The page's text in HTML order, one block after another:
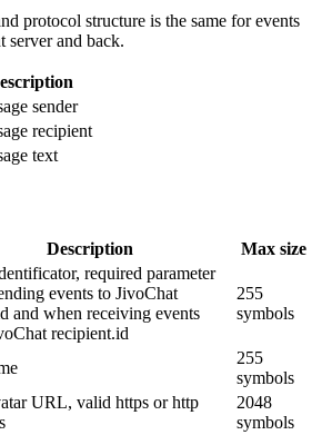
protocol structure is the same for events
server and back.
sender
recipient
text
Description Max size
required parameter
events to JivoChat
and when receiving events
recipient.id
255
symbols
255
symbols
URL, valid https or http
2048
symbols